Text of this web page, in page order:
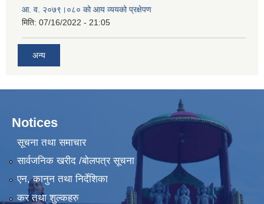
आ. व. २०७९।०८० को आय व्ययको प्रक्षेपण
मिति: 07/16/2022 - 21:05
अन्य
Notices
सूचना तथा समाचार
सार्वजनिक खरीद /बोलपत्र सूचना
एन, कानुन तथा निर्देशिका
कर तथा शुल्कहरु